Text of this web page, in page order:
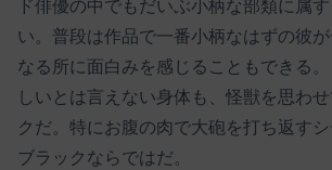
ド俳優の中でもだいぶ小柄な部類に属
い。普段は作品で一番小柄なはずの彼
なる所に面白みを感じることもできる
しいとは言えない身体も、怪獣を思わ
クだ。特にお腹の肉で大砲を打ち返すシ
ブラックならではだ。